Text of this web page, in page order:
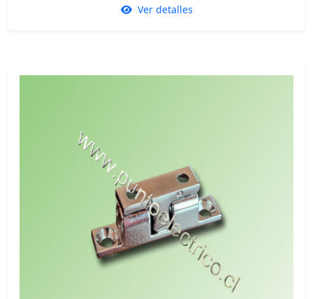
Ver detalles